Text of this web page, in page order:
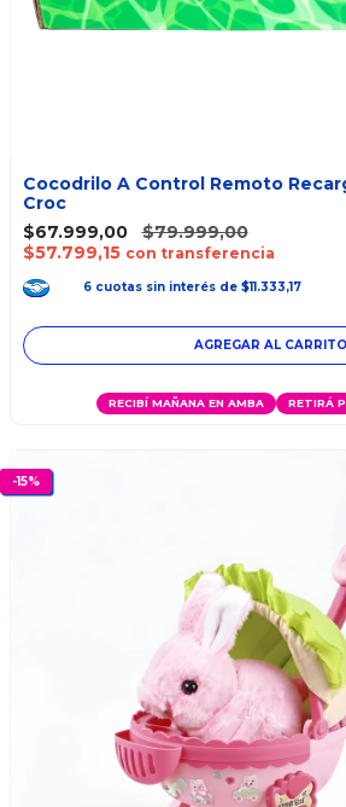
Cocodrilo A Control Remoto
Croc
$67.999,00
$79.999,00
$57.799,15 con transferencia
6 cuotas sin interés de $11.333,17
RECIBÍ MAÑANA EN AMBA RETIRÁ
-15%